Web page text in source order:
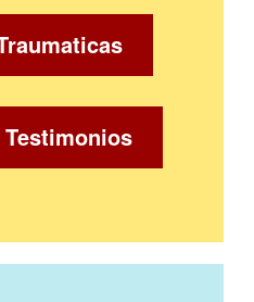
Testimonios